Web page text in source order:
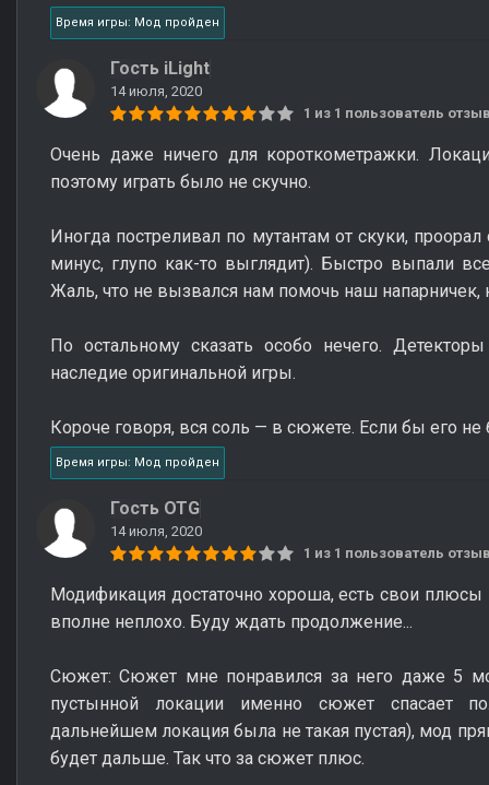
Время игры: Мод пройден
Гость iLight
14 июля, 2020
1 из 1 пользователь
Очень даже ничего для короткометражки.
поэтому играть было не скучно.
Иногда постреливал по мутантам от скуки, проорал
минус, глупо как-то выглядит). Быстро выпали
Жаль, что не вызвался нам помочь наш напарничек,
По остальному сказать особо нечего.
наследие оригинальной игры.
Короче говоря, вся соль — в сюжете. Если бы его
Время игры: Мод пройден
Гость OTG
14 июля, 2020
1 из 1 пользователь
Модификация достаточно хороша, есть свои
вполне неплохо. Буду ждать продолжение...
Сюжет: Сюжет мне понравился за него даже 5
пустынной локации именно сюжет спасает
дальнейшем локация была не такая пустая), мод
будет дальше. Так что за сюжет плюс.